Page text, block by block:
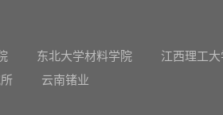
东北大学材料学院 江西理工
云南锗业